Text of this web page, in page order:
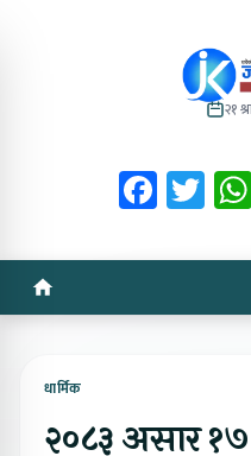
२१
धार्मिक
२०८३ असार